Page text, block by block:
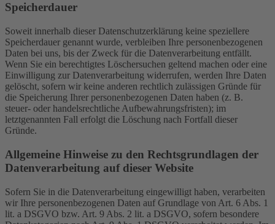
Speicherdauer
Soweit innerhalb dieser Datenschutzerklärung keine speziellere
Speicherdauer genannt wurde, verbleiben Ihre personenbezogenen
Daten bei uns, bis der Zweck für die Datenverarbeitung entfällt.
Wenn Sie ein berechtigtes Löschersuchen geltend machen oder eine
Einwilligung zur Datenverarbeitung widerrufen, werden Ihre Daten
gelöscht, sofern wir keine anderen rechtlich zulässigen Gründe für
die Speicherung Ihrer personenbezogenen Daten haben (z. B.
steuer- oder handelsrechtliche Aufbewahrungsfristen); im
letztgenannten Fall erfolgt die Löschung nach Fortfall dieser
Gründe.
Allgemeine Hinweise zu den Rechtsgrundlagen der
Datenverarbeitung auf dieser Website
Sofern Sie in die Datenverarbeitung eingewilligt haben, verarbeiten
wir Ihre personenbezogenen Daten auf Grundlage von Art. 6 Abs. 1
lit. a DSGVO bzw. Art. 9 Abs. 2 lit. a DSGVO, sofern besondere